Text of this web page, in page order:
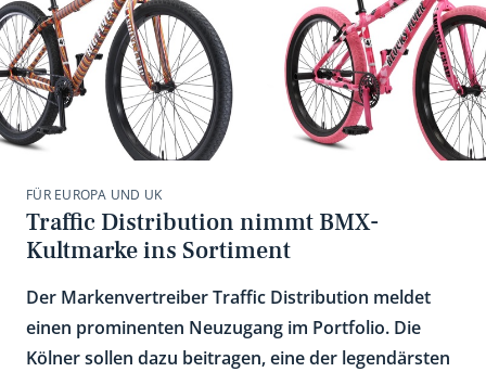
FÜR EUROPA UND UK
Traffic Distribution nimmt BMX-
Kultmarke ins Sortiment
Der Markenvertreiber Traffic Distribution meldet
einen prominenten Neuzugang im Portfolio. Die
Kölner sollen dazu beitragen, eine der legendärsten